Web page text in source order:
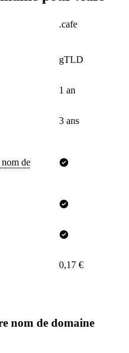
.cafe
gTLD
1 an
3 ans
de
0,17 €
nom de domaine